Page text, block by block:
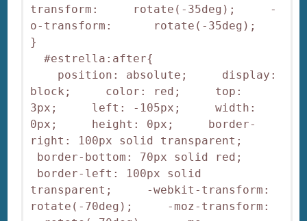
transform:     rotate(-35deg);     -
o-transform:      rotate(-35deg);
}
#estrella:after{
position: absolute;     display:
block;     color: red;     top:
3px;     left: -105px;     width:
0px;     height: 0px;     border-
right: 100px solid transparent;
border-bottom: 70px solid red;
border-left: 100px solid
transparent;     -webkit-transform:
rotate(-70deg);     -moz-transform: